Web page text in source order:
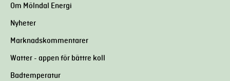
Om Mölndal Energi
Nyheter
Marknadskommentarer
Watter - appen för bättre koll
Badtemperatur